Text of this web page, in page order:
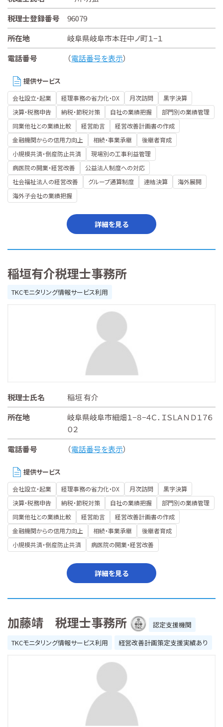
税理士登録番号
96079
所在地
岐阜県岐阜市本荘中ノ町１−１
電話番号
（電話番号を表示）
提供サービス
会社設立・起業 経理事務の省力化・DX 月次訪問
黒字決算
決算・税務申告
納税・節税対策 自社の業績把握
部門別の業績管理
同業他社との業績比較
経営助言
経営改善計画書の作成
金融機関からの信用力向上
相続・事業承継
後継者育成
小規模共済・倒産防止共済
現場別の工事利益管理
病医院の開業・経営改善
公益法人制度への対応
社会福祉法人の経営改善
グループ通算制度 連結決算
海外展開
海外子会社の業績把握
詳細を見る
稲垣有介税理士事務所
TKCモニタリング情報サービス利用
税理士氏名
稲垣 有介
所在地
岐阜県岐阜市細畑１−８−４Ｃ．ＩＳＬＡＮＤ１７６
０２
電話番号
（電話番号を表示）
提供サービス
会社設立・起業 経理事務の省力化・DX 月次訪問
黒字決算
決算・税務申告
納税・節税対策 自社の業績把握
部門別の業績管理
同業他社との業績比較
経営助言
経営改善計画書の作成
金融機関からの信用力向上
相続・事業承継
後継者育成
小規模共済・倒産防止共済
病医院の開業・経営改善
詳細を見る
加藤靖 税理士事務所
認定支援機関
TKCモニタリング情報サービス利用
経営改善計画策定支援実績あり